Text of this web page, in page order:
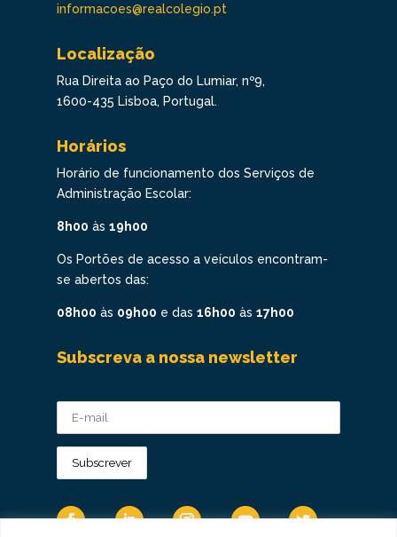
informacoes@realcolegio.pt
Localização
Rua Direita ao Paço do Lumiar, nº9,
1600-435 Lisboa, Portugal.
Horários
Horário de funcionamento dos Serviços de
Administração Escolar:
8h00 às 19h00
Os Portões de acesso a veículos encontram-
se abertos das:
08h00 às 09h00 e das 16h00 às 17h00
Subscreva a nossa newsletter